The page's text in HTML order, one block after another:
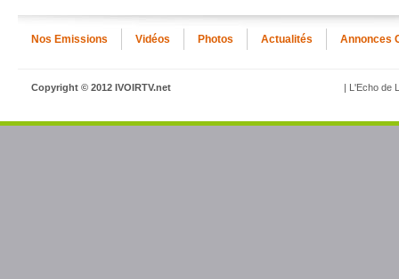
Nos Emissions Vidéos Photos Actualités Annonces
Copyright © 2012 IVOIRTV.net | L'Echo de